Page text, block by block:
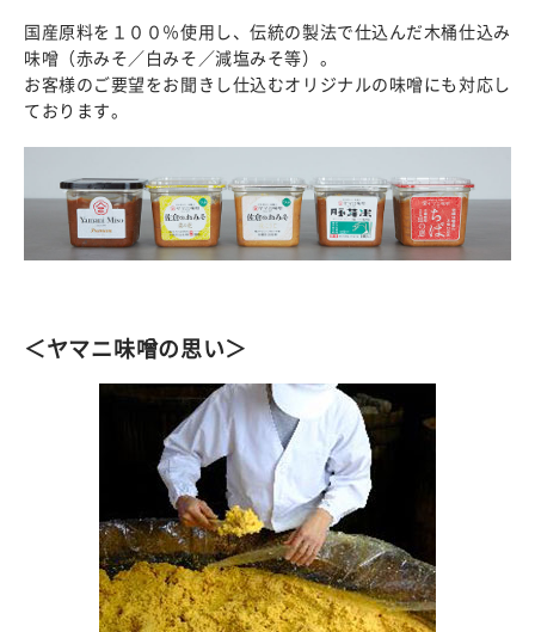
国産原料を１００％使用し、伝統の製法で仕込んだ木桶仕込み
味噌（赤みそ／白みそ／減塩みそ等）。
お客様のご要望をお聞きし仕込むオリジナルの味噌にも対応し
ております。
＜ヤマニ味噌の思い＞